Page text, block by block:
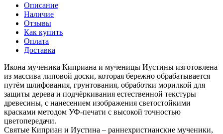
Описание
Наличие
Отзывы
Как купить
Оплата
Доставка
Икона мученика Киприана и мученицы Иустины изготовлена
из массива липовой доски, которая бережно обрабатывается
путём шлифования, грунтования, обработки морилкой для
защиты дерева и подчёркивания естественной текстуры
древесины, с нанесением изображения светостойкими
красками методом УФ-печати с высокой точностью
цветопередачи.
Святые Киприан и Иустина – раннехристианские мученики,